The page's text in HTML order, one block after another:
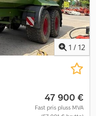
1 / 12
47 900 €
Fast pris pluss MVA